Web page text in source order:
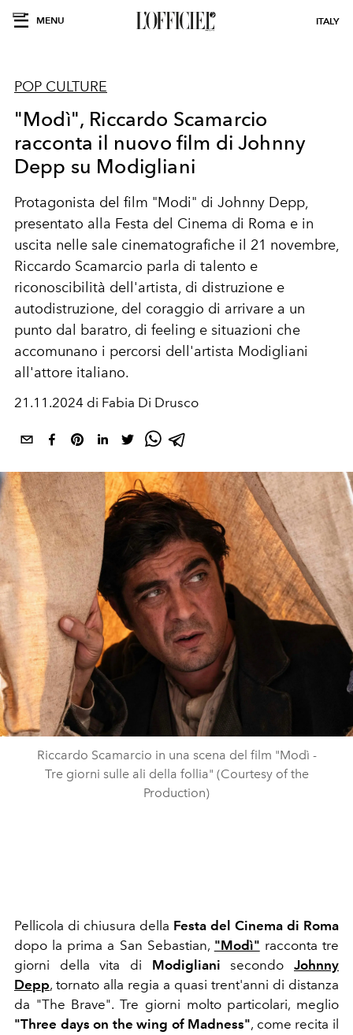
MENU ITALY
POP CULTURE
"Modì", Riccardo Scamarcio
racconta il nuovo film di Johnny
Depp su Modigliani
Protagonista del film "Modi" di Johnny Depp,
presentato alla Festa del Cinema di Roma e in
uscita nelle sale cinematografiche il 21 novembre,
Riccardo Scamarcio parla di talento e
riconoscibilità dell'artista, di distruzione e
autodistruzione, del coraggio di arrivare a un
punto dal baratro, di feeling e situazioni che
accomunano i percorsi dell'artista Modigliani
all'attore italiano.
21.11.2024 di Fabia Di Drusco
Riccardo Scamarcio in una scena del film "Modì -
Tre giorni sulle ali della follia" (Courtesy of the
Production)
Pellicola di chiusura della Festa del Cinema di Roma
dopo la prima a San Sebastian, "Modì" racconta tre
giorni della vita di Modigliani secondoJohnny
Depp, tornato alla regia a quasi trent'anni di distanza
da "The Brave". Tre giorni molto particolari, meglio
"Three days on the wing of Madness", come recita il